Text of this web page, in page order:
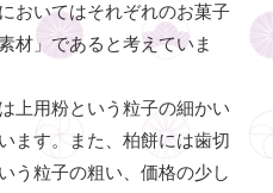
おいてはそれぞれのお菓子
材」であると考えていま
上用粉という粒子の細かい
ます。また、柏餅には歯切
う粒子の粗い、価格の少し